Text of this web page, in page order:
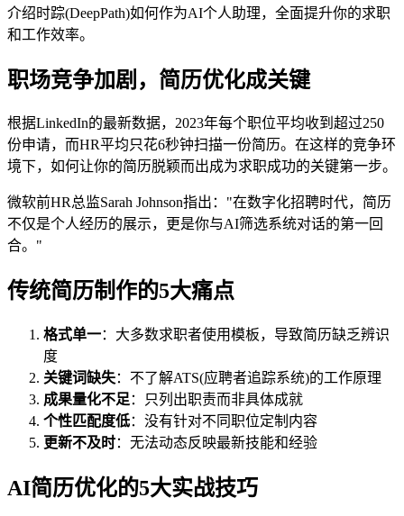
介绍时踪(DeepPath)如何作为AI个人助理，全面提升你的求职
和工作效率。
职场竞争加剧，简历优化成关键
根据LinkedIn的最新数据，2023年每个职位平均收到超过250
份申请，而HR平均只花6秒钟扫描一份简历。在这样的竞争环
境下，如何让你的简历脱颖而出成为求职成功的关键第一步。
微软前HR总监Sarah Johnson指出："在数字化招聘时代，简历
不仅是个人经历的展示，更是你与AI筛选系统对话的第一回
合。"
传统简历制作的5大痛点
格式单一：大多数求职者使用模板，导致简历缺乏辨识
度
关键词缺失：不了解ATS(应聘者追踪系统)的工作原理
成果量化不足 ：只列出职责而非具体成就
个性匹配度低：没有针对不同职位定制内容
更新不及时：无法动态反映最新技能和经验
AI简历优化的5大实战技巧